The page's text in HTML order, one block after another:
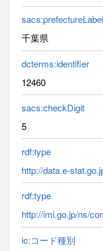
sacs:prefectureLabel
千葉県
dcterms:identifier
12460
sacs:checkDigit
5
rdf:type
http://data.e-
rdf:type
http://imi.go.jp/ns/
ic:コード種別